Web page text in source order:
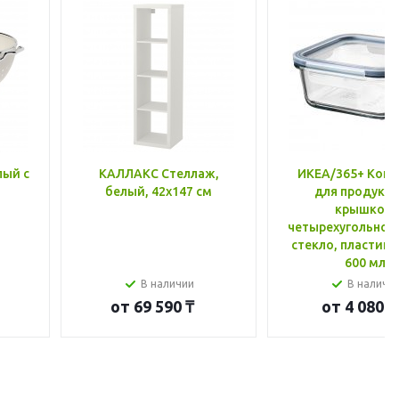
с
КАЛЛАКС Стеллаж,
белый, 42x147 см
В наличии
от 69 590 ₸
ИКЕА/365+
для
крышкой,
стекло, пластик
600 мл
В
от 4 080 ₸